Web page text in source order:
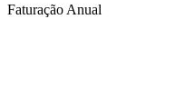
Faturação Anual